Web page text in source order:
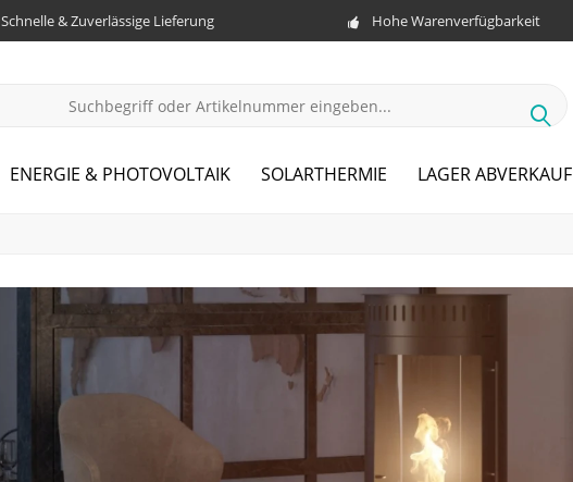
Schnelle & Zuverlässige Lieferung Hohe Warenverfügbarkeit
ENERGIE & PHOTOVOLTAIK SOLARTHERMIE LAGER ABVERKAUF